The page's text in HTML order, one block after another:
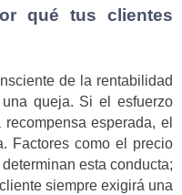
qué tus clientes
de la rentabilidad
queja. Si el esfuerzo
esperada, el
Factores como el precio
esta conducta;
siempre exigirá una